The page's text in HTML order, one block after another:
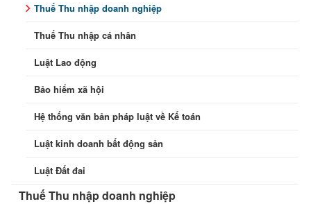
Thuế Thu nhập doanh nghiệp
Thuế Thu nhập cá nhân
Luật Lao động
Bảo hiểm xã hội
Hệ thống văn bản pháp luật về Kế toán
Luật kinh doanh bất động sản
Luật Đất đai
Thuế Thu nhập doanh nghiệp